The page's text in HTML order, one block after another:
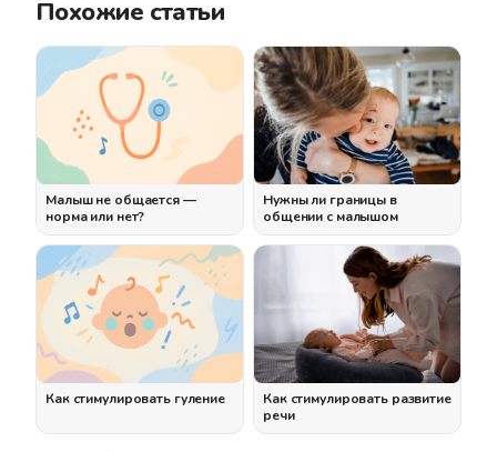
Похожие статьи
Малыш не общается —
норма или нет?
Нужны ли границы в
общении с малышом
Как стимулировать гуление
Как стимулировать развитие
речи